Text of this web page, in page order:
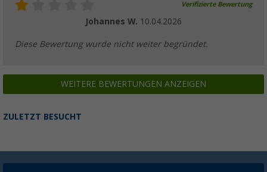
Verifizierte Bewertung
Johannes W. 10.04.2026
Diese Bewertung wurde nicht weiter begründet.
WEITERE BEWERTUNGEN ANZEIGEN
ZULETZT BESUCHT